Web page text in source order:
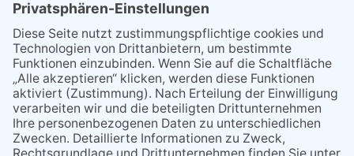
06.08.2026
13. Folk- & Bluesfestival
kehrt zurück zu seinen
Wurzeln
29.05.2026
Was Tschernobyl vor 40
Jahren für Kriftel bedeutete
07.08.2026
Niederlage trotz guter
Leistung
03.08.2026
„Mein Smartphone im Alltag“